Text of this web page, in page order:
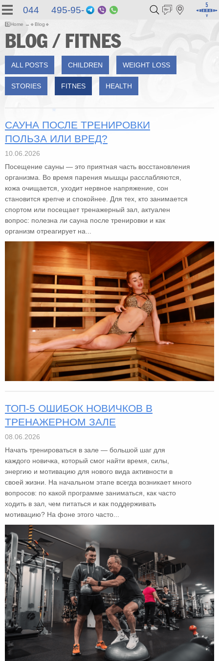
044 495-95-
Telegram
ViberWhatsApp
5️⃣Home 🔹 Blog 🔹
BLOG / FITNES
ALL POSTS СHILDREN WEIGHT LOSS
STORIES FITNES HEALTH
САУНА ПОСЛЕ ТРЕНИРОВКИ
ПОЛЬЗА ИЛИ ВРЕД?
10.06.2026
Посещение сауны — это приятная часть восстановления
организма. Во время парения мышцы расслабляются,
кожа очищается, уходит нервное напряжение, сон
становится крепче и спокойнее. Для тех, кто занимается
спортом или посещает тренажерный зал, актуален
вопрос: полезна ли сауна после тренировки и как
организм отреагирует на...
ТОП-5 ОШИБОК НОВИЧКОВ В
ТРЕНАЖЕРНОМ ЗАЛЕ
08.06.2026
Начать тренироваться в зале — большой шаг для
каждого новичка, который смог найти время, силы,
энергию и мотивацию для нового вида активности в
своей жизни. На начальном этапе всегда возникает много
вопросов: по какой программе заниматься, как часто
ходить в зал, чем питаться и как поддерживать
мотивацию? На фоне этого часто...